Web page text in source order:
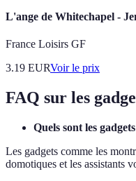
L'ange de Whitechapel -
France Loisirs GF
3.19 EURVoir le prix
FAQ sur les
Quels sont les
Les gadgets comme les
domotiques et les assistants